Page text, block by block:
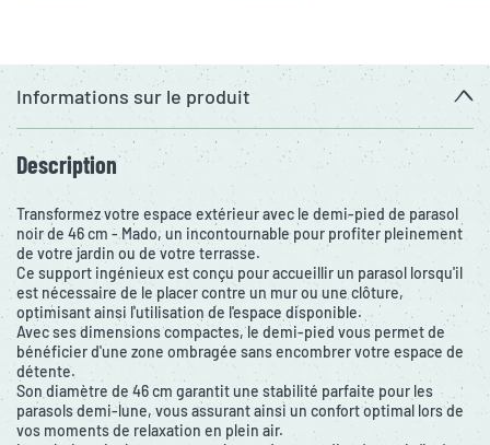
Informations sur le produit
Description
Transformez votre espace extérieur avec le demi-pied de parasol
noir de 46 cm - Mado, un incontournable pour profiter pleinement
de votre jardin ou de votre terrasse.
Ce support ingénieux est conçu pour accueillir un parasol lorsqu'il
est nécessaire de le placer contre un mur ou une clôture,
optimisant ainsi l'utilisation de l'espace disponible.
Avec ses dimensions compactes, le demi-pied vous permet de
bénéficier d'une zone ombragée sans encombrer votre espace de
détente.
Son diamètre de 46 cm garantit une stabilité parfaite pour les
parasols demi-lune, vous assurant ainsi un confort optimal lors de
vos moments de relaxation en plein air.